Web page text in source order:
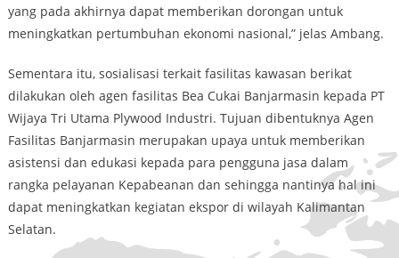
yang pada akhirnya dapat memberikan dorongan untuk
meningkatkan pertumbuhan ekonomi nasional,” jelas Ambang.
Sementara itu, sosialisasi terkait fasilitas kawasan berikat
dilakukan oleh agen fasilitas Bea Cukai Banjarmasin kepada PT
Wijaya Tri Utama Plywood Industri. Tujuan dibentuknya Agen
Fasilitas Banjarmasin merupakan upaya untuk memberikan
asistensi dan edukasi kepada para pengguna jasa dalam
rangka pelayanan Kepabeanan dan sehingga nantinya hal ini
dapat meningkatkan kegiatan ekspor di wilayah Kalimantan
Selatan.